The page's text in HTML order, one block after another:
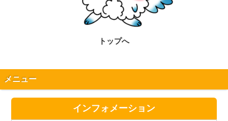
トップへ
メニュー
インフォメーション